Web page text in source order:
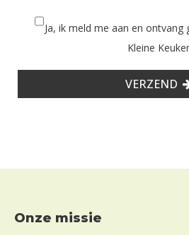
Ja, ik meld me aan en ontvang
Kleine
VERZEND
Footer
Onze missie